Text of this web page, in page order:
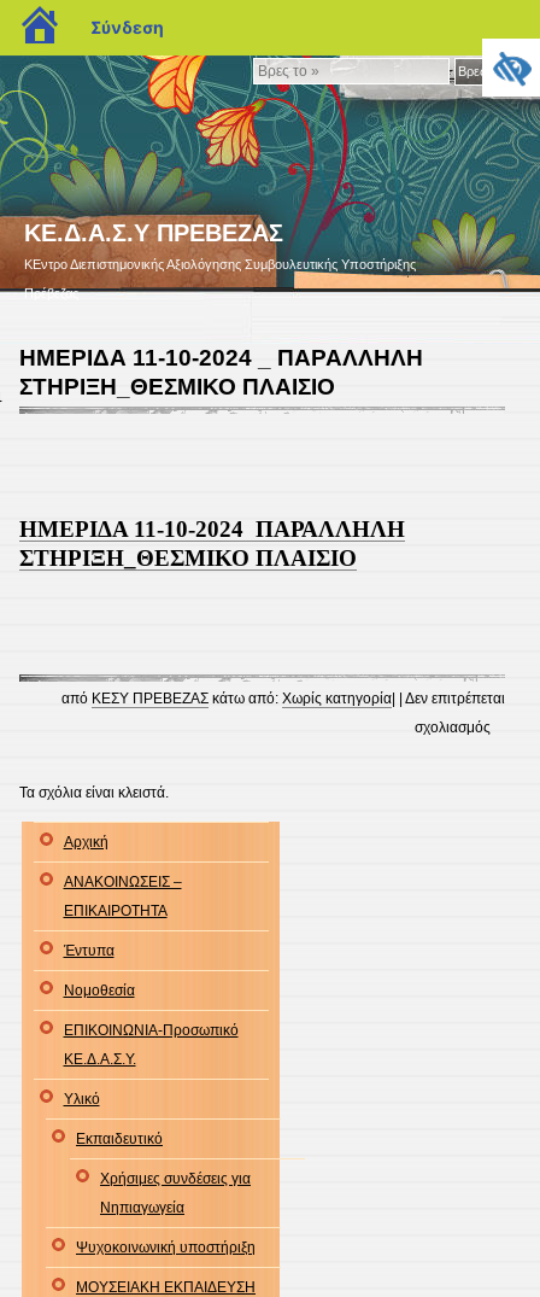
Βρες
το
»
Βρες το »
ΚΕ.Δ.Α.Σ.Υ ΠΡΕΒΕΖΑΣ
ΚΕντρο Διεπιστημονικής Αξιολόγησης Συμβουλευτικής Υποστήριξης
Πρέβεζας
ΗΜΕΡΙΔΑ 11-10-2024 _ ΠΑΡΑΛΛΗΛΗ
ΣΤΗΡΙΞΗ_ΘΕΣΜΙΚΟ ΠΛΑΙΣΙΟ
ΗΜΕΡΙΔΑ 11-10-2024 ΠΑΡΑΛΛΗΛΗ
ΣΤΗΡΙΞΗ_ΘΕΣΜΙΚΟ ΠΛΑΙΣΙΟ
από ΚΕΣΥ ΠΡΕΒΕΖΑΣ κάτω από:Χωρίς κατηγορία | |Δεν επιτρέπεται
σχολιασμός
Τα σχόλια είναι κλειστά.
Αρχική
ΑΝΑΚΟΙΝΩΣΕΙΣ –
ΕΠΙΚΑΙΡΟΤΗΤΑ
Έντυπα
Νομοθεσία
ΕΠΙΚΟΙΝΩΝΙΑ-Προσωπικό
ΚΕ.Δ.Α.Σ.Υ.
Υλικό
Εκπαιδευτικό
Χρήσιμες συνδέσεις για
Νηπιαγωγεία
Ψυχοκοινωνική υποστήριξη
ΜΟΥΣΕΙΑΚΗ ΕΚΠΑΙΔΕΥΣΗ
blogs.sch.gr
Σύνδεση